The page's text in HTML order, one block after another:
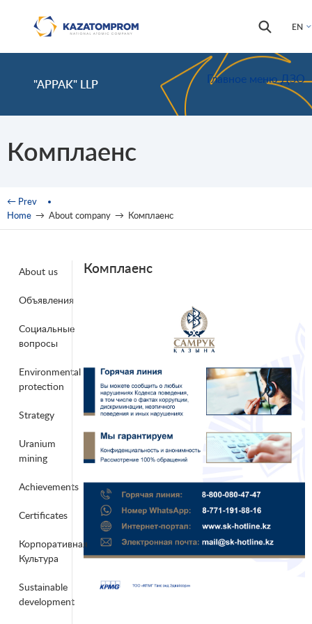
EN
Search
Search
"APPAK" LLP Главное меню ДЗО
Комплаенс
You are here
← Prev
Home → About company → Комплаенс
About us
Объявления
Социальные
вопросы
Environmental
protection
Strategy
Uranium
mining
Achievements
Certificates
Корпоративная
Культура
Sustainable
development
Комплаенс